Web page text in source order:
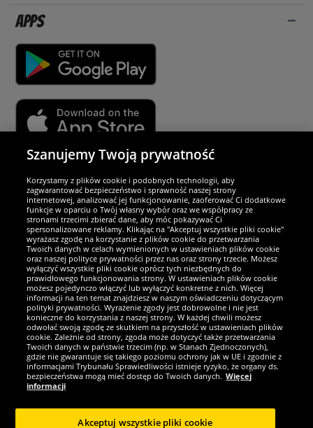
Apps
Partnerzy i bezpieczeństwo
Jesteśmy wyjątkowi
Zostań fanem SportRabat!
Szanujemy Twoją prywatność
Korzystamy z plików cookie i podobnych technologii, aby
zagwarantować bezpieczeństwo i sprawność naszej strony
internetowej, analizować jej funkcjonowanie, zaoferować Ci dodatkowe
funkcje w oparciu o Twój własny wybór oraz we współpracy ze
stronami trzecimi zbierać dane, aby móc pokazywać Ci
spersonalizowane reklamy. Klikając na "Akceptuj wszystkie pliki cookie"
wyrażasz zgodę na korzystanie z plików cookie do przetwarzania
Twoich danych w celach wymienionych w ustawieniach plików cookie
oraz naszej polityce prywatności przez nas oraz strony trzecie. Możesz
wyłączyć wszystkie pliki cookie oprócz tych niezbędnych do
prawidłowego funkcjonowania strony. W ustawieniach plików cookie
możesz pojedynczo włączyć lub wyłączyć konkretne z nich. Więcej
informacji na ten temat znajdziesz w naszym oświadczeniu dotyczącym
polityki prywatności. Wyrażenie zgody jest dobrowolne i nie jest
konieczne do korzystania z naszej strony. W każdej chwili możesz
odwołać swoją zgodę ze skutkiem na przyszłość w ustawieniach plików
cookie. Zależnie od strony, zgoda może dotyczyć także przetwarzania
Twoich danych w państwie trzecim (np. w Stanach Zjednoczonych),
gdzie nie gwarantuje się takiego poziomu ochrony jak w UE i zgodnie z
informacjami Trybunału Sprawiedliwości istnieje ryzyko, że organy ds.
bezpieczeństwa mogą mieć dostęp do Twoich danych. Więcej
informacji
Akceptuj wszystkie pliki cookie